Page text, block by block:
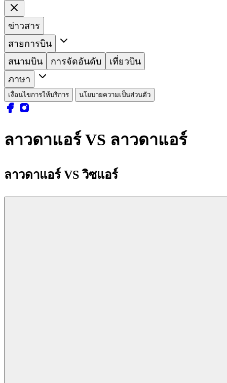
ข่าวสาร
สายการบิน
สนามบิน
การจัดอันดับ
เที่ยวบิน
ภาษา
เงื่อนไขการให้บริการ นโยบายความเป็นส่วนตัว
ลาวดาแอร์ VS ลาวดาแอร์
ลาวดาแอร์ VS วิซแอร์